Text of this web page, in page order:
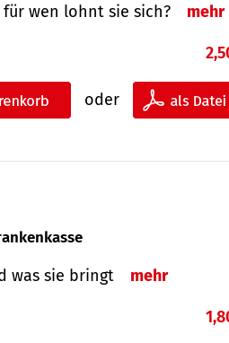
für wen lohnt sie sich? mehr
oder
was sie bringt mehr